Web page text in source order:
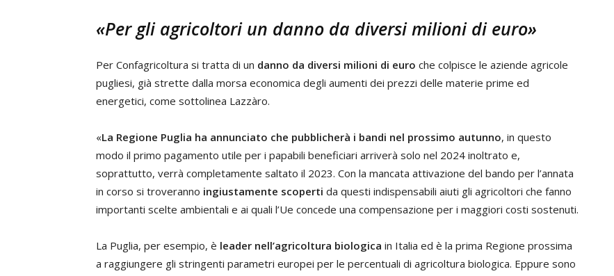
«Per gli agricoltori un danno da diversi milioni di euro»
Per Confagricoltura si tratta di un danno da diversi milioni di euro che colpisce le aziende agricole
pugliesi, già strette dalla morsa economica degli aumenti dei prezzi delle materie prime ed
energetici, come sottolinea Lazzàro.
«La Regione Puglia ha annunciato che pubblicherà i bandi nel prossimo autunno, in questo
modo il primo pagamento utile per i papabili beneficiari arriverà solo nel 2024 inoltrato e,
soprattutto, verrà completamente saltato il 2023. Con la mancata attivazione del bando per l’annata
in corso si troveranno ingiustamente scoperti da questi indispensabili aiuti gli agricoltori che fanno
importanti scelte ambientali e ai quali l’Ue concede una compensazione per i maggiori costi sostenuti.
La Puglia, per esempio, è leader nell’agricoltura biologica in Italia ed è la prima Regione prossima
a raggiungere gli stringenti parametri europei per le percentuali di agricoltura biologica. Eppure sono